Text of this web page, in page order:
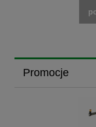
Promocje